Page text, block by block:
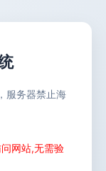
服务器禁止海
网站,无需验